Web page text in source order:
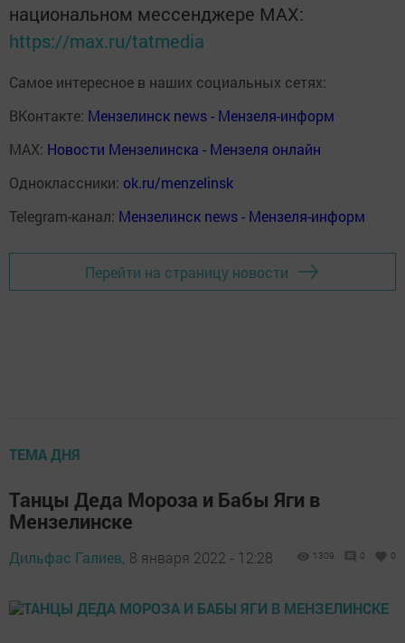
национальном мессенджере MАХ:
https://max.ru/tatmedia
Самое интересное в наших социальных сетях:
ВКонтакте: Мензелинск news - Мензеля-информ
MAX: Новости Мензелинска - Мензеля онлайн
Одноклассники: ok.ru/menzelinsk
Telegram-канал: Мензелинск news - Мензеля-информ
Перейти на страницу новости
ТЕМА ДНЯ
Танцы Деда Мороза и Бабы Яги в
Мензелинске
Дильфас Галиев, 8 января 2022 - 12:28 1309 0 0